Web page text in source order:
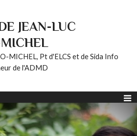
JEAN-LUC
MICHEL, Pt d'ELCS et de Sida Info
de l'ADMD